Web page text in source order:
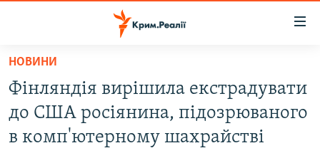
Перейти
основного
матеріалу
до
ВОДА.КРИМ
ВІДЕО ТА ФОТО
НОВИНИ
Фінляндія вирішила екстрадувати
до США росіянина, підозрюваного
в комп'ютерному шахрайстві